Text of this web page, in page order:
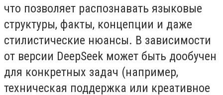
что позволяет распознавать языковые
структуры, факты, концепции и даже
стилистические нюансы. В зависимости
от версии DeepSeek может быть дообучен
для конкретных задач (например,
техническая поддержка или креативное